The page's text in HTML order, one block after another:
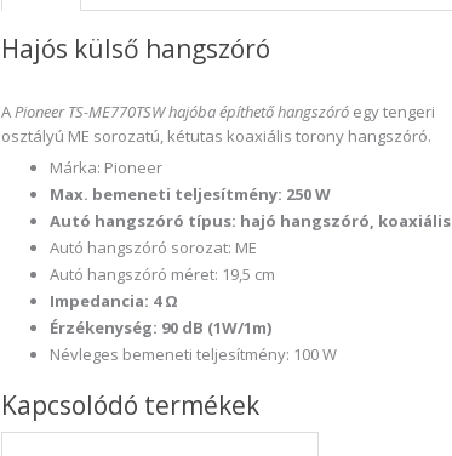
Hajós külső hangszóró
APioneer TS-ME770TSW hajóba építhető hangszóró egy tengeri
osztályú ME sorozatú, kétutas koaxiális torony hangszóró.
Márka: Pioneer
Max. bemeneti teljesítmény: 250 W
Autó hangszóró típus: hajó hangszóró, koaxiális
Autó hangszóró sorozat: ME
Autó hangszóró méret: 19,5 cm
Impedancia: 4 Ω
Érzékenység: 90 dB (1W/1m)
Névleges bemeneti teljesítmény: 100 W
Kapcsolódó termékek